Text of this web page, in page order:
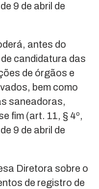
9 de abril de
antes do
candidatura das
de órgãos e
bem como
saneadoras,
fim (art. 11, § 4º,
9 de abril de
Diretora sobre o
de registro de